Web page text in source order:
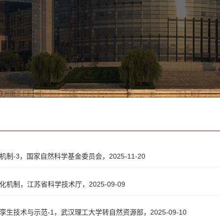
制-3，国家自然科学基金委员会，2025-11-20
机制，江苏省科学技术厅，2025-09-09
生技术与示范-1，武汉理工大学转自然资源部，2025-09-10